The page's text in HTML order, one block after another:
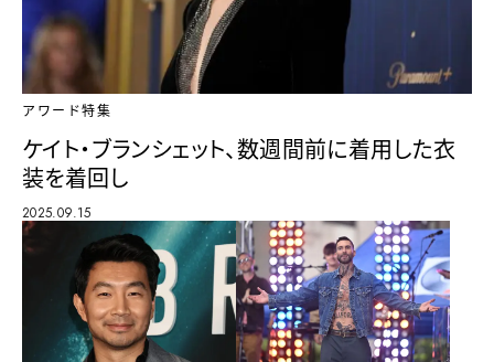
アワード特集
ケイト・ブランシェット、数週間前に着用した衣
装を着回し
2025.09.15